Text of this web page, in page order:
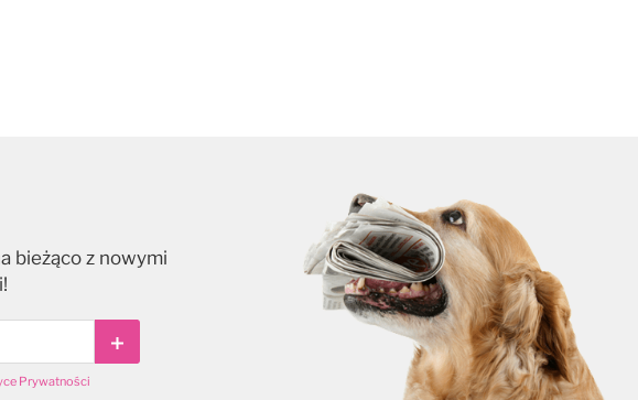
bieżąco z nowymi
Subskrybuj
Prywatności